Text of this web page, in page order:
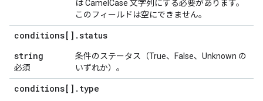
は CamelCase 文字列にする必要があります。
このフィールドは空にできません。
conditions[] .status
string
必須
条件のステータス（True、False、Unknown の
いずれか）。
conditions[] . type